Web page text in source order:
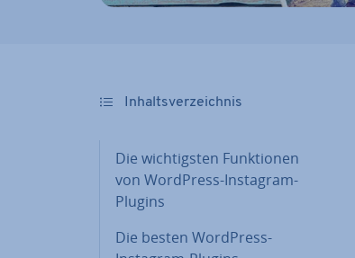
In­halts­ver­zeich­nis
Die wich­tigs­ten Funk­tio­nen
von WordPress-Instagram-
Plugins
Die besten WordPress-